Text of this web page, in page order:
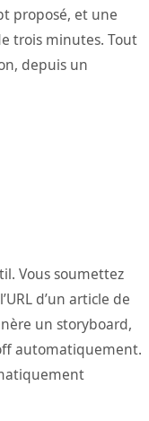
proposé, et une
trois minutes. Tout
depuis un
Vous soumettez
d’un article de
un storyboard,
automatiquement.